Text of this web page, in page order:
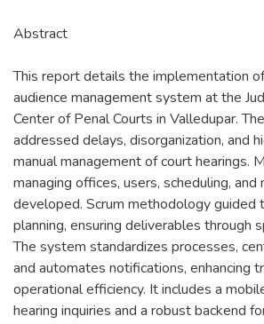
Abstract
This report details the implementation
audience management system at the
Center of Penal Courts in Valledupar.
addressed delays, disorganization, and
manual management of court hearings.
managing offices, users, scheduling,
developed. Scrum methodology guided
planning, ensuring deliverables through
The system standardizes processes,
and automates notifications, enhancing
operational efficiency. It includes a
hearing inquiries and a robust backend